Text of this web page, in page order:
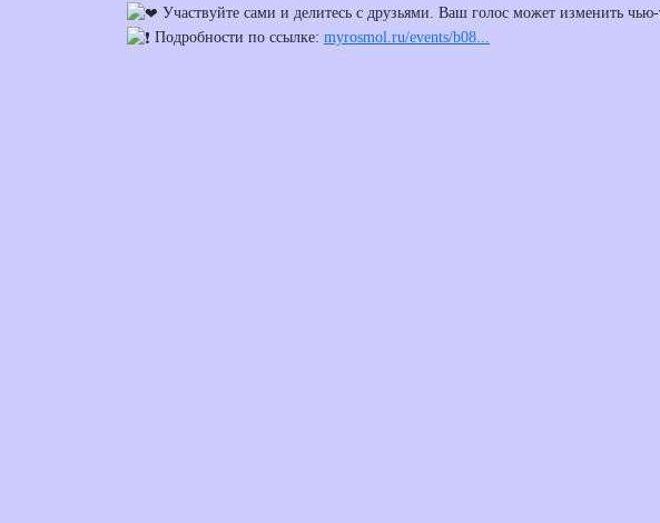
Участвуйте сами и делитесь с друзьями. Ваш голос может изменить
️ Подробности по ссылке: myrosmol.ru/events/b08...